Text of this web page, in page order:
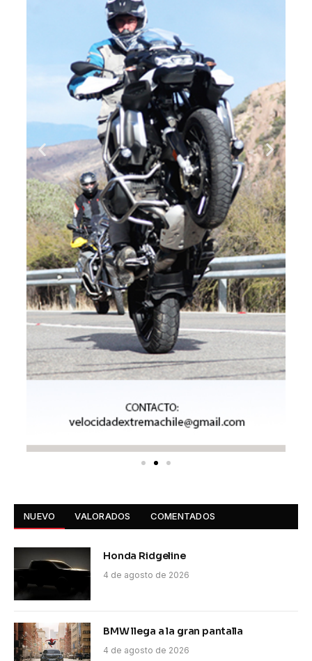
NUEVO VALORADOS COMENTADOS
Honda Ridgeline
4 de agosto de 2026
BMW llega a la gran pantalla
4 de agosto de 2026